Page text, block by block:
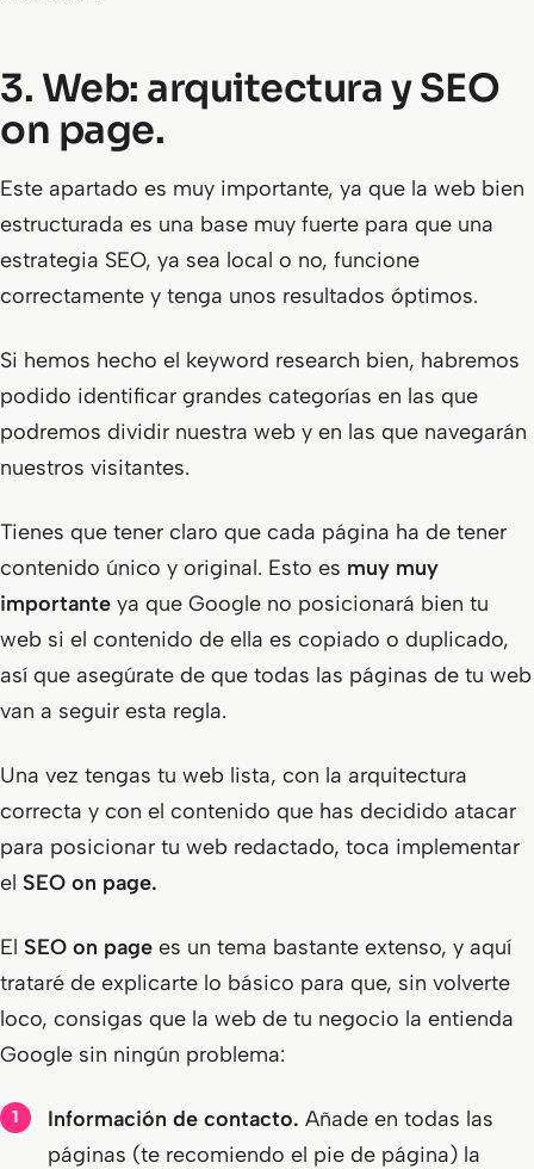
3. Web: arquitectura y SEO
on page.
Este apartado es muy importante, ya que la web bien
estructurada es una base muy fuerte para que una
estrategia SEO, ya sea local o no, funcione
correctamente y tenga unos resultados óptimos.
Si hemos hecho el keyword research bien, habremos
podido identificar grandes categorías en las que
podremos dividir nuestra web y en las que navegarán
nuestros visitantes.
Tienes que tener claro que cada página ha de tener
contenido único y original. Esto es muy muy
importante ya que Google no posicionará bien tu
web si el contenido de ella es copiado o duplicado,
así que asegúrate de que todas las páginas de tu web
van a seguir esta regla.
Una vez tengas tu web lista, con la arquitectura
correcta y con el contenido que has decidido atacar
para posicionar tu web redactado, toca implementar
el SEO on page.
El SEO on page es un tema bastante extenso, y aquí
trataré de explicarte lo básico para que, sin volverte
loco, consigas que la web de tu negocio la entienda
Google sin ningún problema:
Información de contacto. Añade en todas las
páginas (te recomiendo el pie de página) la